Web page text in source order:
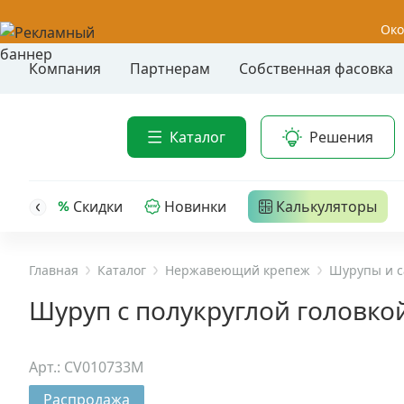
Компания Партнерам Собственная фасовка
Каталог Решения
Распродажа
Уценка
головкой
трех-
Скидки Новинки Калькуляторы
Главная Каталог Нержавеющий крепеж Шурупы и
Шуруп с полукруглой
Арт.: CV010733M
Распродажа